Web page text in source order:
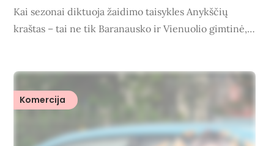
Kai sezonai diktuoja žaidimo taisykles Anykščių
kraštas – tai ne tik Baranausko ir Vienuolio gimtinė,…
Komercija